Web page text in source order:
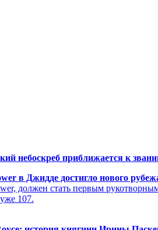
небоскреб приближается к
в Джидде достигло нового
должен стать первым
107.